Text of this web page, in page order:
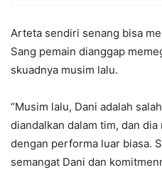
Arteta sendiri senang bisa
Sang pemain dianggap
skuadnya musim lalu.
“Musim lalu, Dani adalah
diandalkan dalam tim, dan
dengan performa luar biasa.
semangat Dani dan